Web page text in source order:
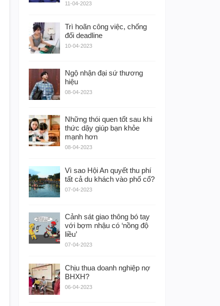
11-04-2023
Trì hoãn công việc, chống
đối deadline
10-04-2023
Ngộ nhận đại sứ thương
hiệu
08-04-2023
Những thói quen tốt sau khi
thức dậy giúp bạn khỏe
mạnh hơn
08-04-2023
Vì sao Hội An quyết thu phí
tất cả du khách vào phố cổ?
07-04-2023
Cảnh sát giao thông bó tay
với bợm nhậu có ‘nồng độ
liều’
07-04-2023
Chịu thua doanh nghiệp nợ
BHXH?
06-04-2023